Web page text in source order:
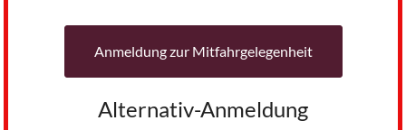
Anmeldung zur Mitfahrgelegenheit
Alternativ-Anmeldung